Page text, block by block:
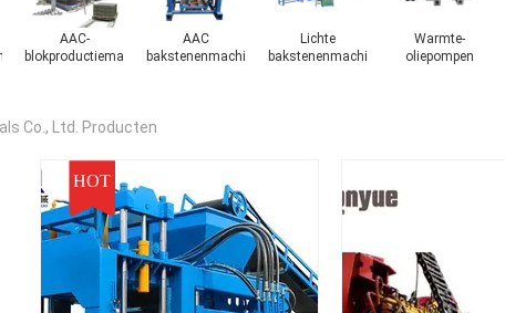
AAC
bloksnijmachine
AAC-Blok
Productiemachine
AAC-
blokproductiemachine
AAC
bakstenenmachine
Co., Ltd. Producten
HOT